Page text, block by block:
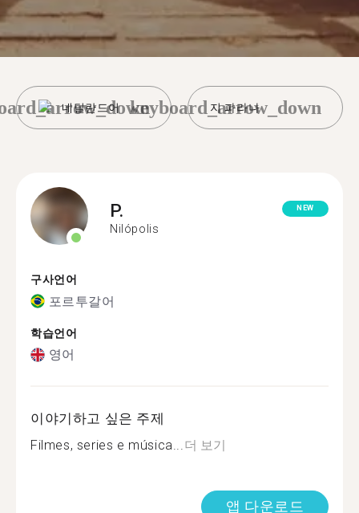
네덜란드어 지 파라나
keyboard_arrow_down
P.
Nilópolis
NEW
구사언어
포르투갈어
학습언어
영어
이야기하고 싶은 주제
Filmes, series e música...더 보기
앱 다운로드